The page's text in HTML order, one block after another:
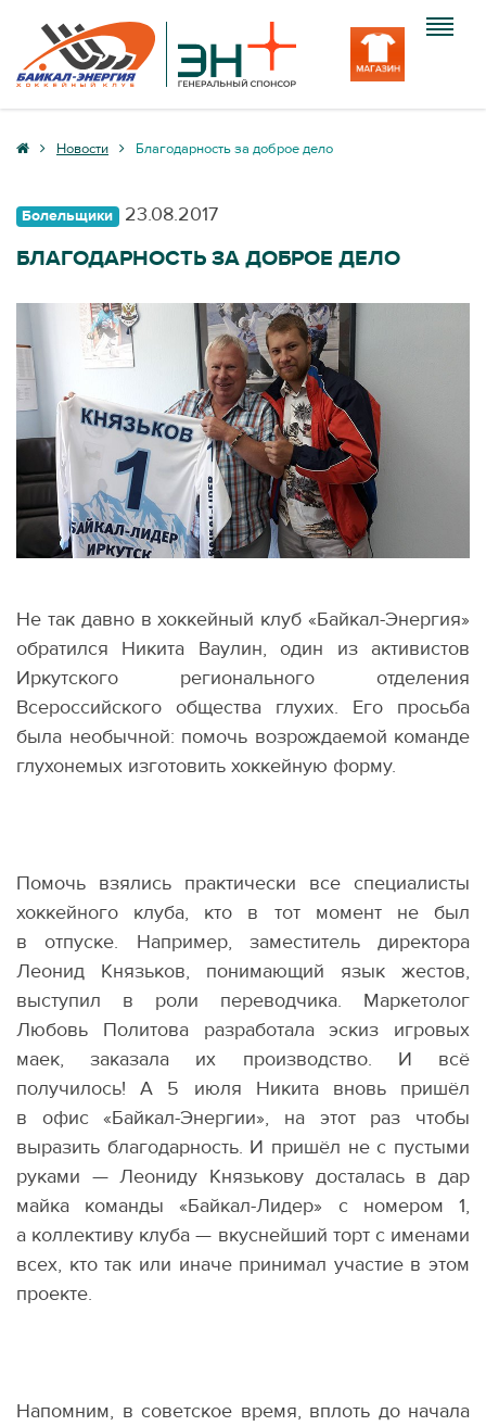
Клуб Новости Благодарность за доброе дело
Болельщики 23.08.2017
БЛАГОДАРНОСТЬ ЗА ДОБРОЕ ДЕЛО
Не так давно в хоккейный клуб «Байкал-Энергия»
обратился Никита Ваулин, один из активистов
Иркутского регионального отделения
Всероссийского общества глухих. Его просьба
была необычной: помочь возрождаемой команде
глухонемых изготовить хоккейную форму.
Помочь взялись практически все специалисты
хоккейного клуба, кто в тот момент не был
в отпуске. Например, заместитель директора
Леонид Князьков, понимающий язык жестов,
выступил в роли переводчика. Маркетолог
Любовь Политова разработала эскиз игровых
маек, заказала их производство. И всё
получилось! А 5 июля Никита вновь пришёл
в офис
«Байкал-Энергии», на этот раз чтобы
выразить благодарность. И пришёл не с пустыми
руками — Леониду Князькову досталась в дар
майка команды
«Байкал-Лидер» с номером 1,
а коллективу клуба — вкуснейший торт с именами
всех, кто так или иначе принимал участие в этом
проекте.
Напомним, в советское время, вплоть до начала